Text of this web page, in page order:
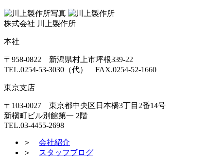
株式会社 川上製作所
本社
〒958-0822 新潟県村上市坪根339-22
TEL.0254-53-3030（代） FAX.0254-52-1660
東京支店
〒103-0027 東京都中央区日本橋3丁目2番14号
新槇町ビル別館第一 2階
TEL.03-4455-2698
＞ 会社紹介
＞
スタッフブログ